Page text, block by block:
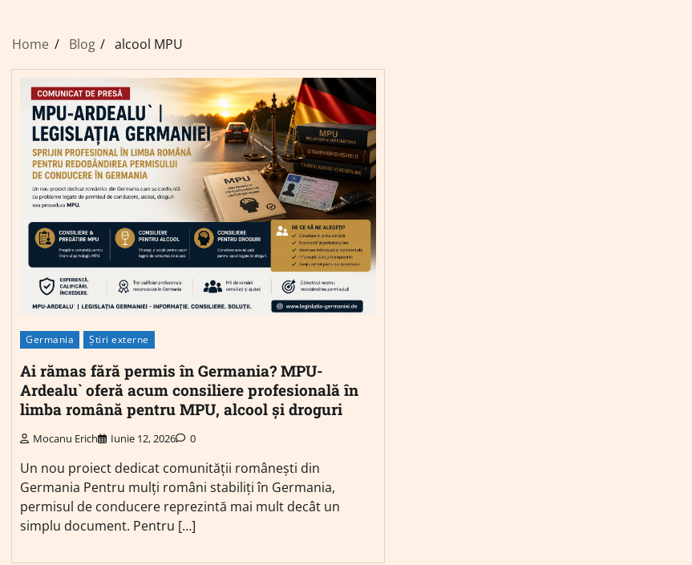
Home Blog alcool MPU
Germania Știri externe
Ai rămas fără permis în Germania? MPU-
Ardealu` oferă acum consiliere profesională în
limba română pentru MPU, alcool și droguri
Mocanu Erich Iunie 12, 2026 0
Un nou proiect dedicat comunității românești din
Germania Pentru mulți români stabiliți în Germania,
permisul de conducere reprezintă mai mult decât un
simplu document. Pentru […]